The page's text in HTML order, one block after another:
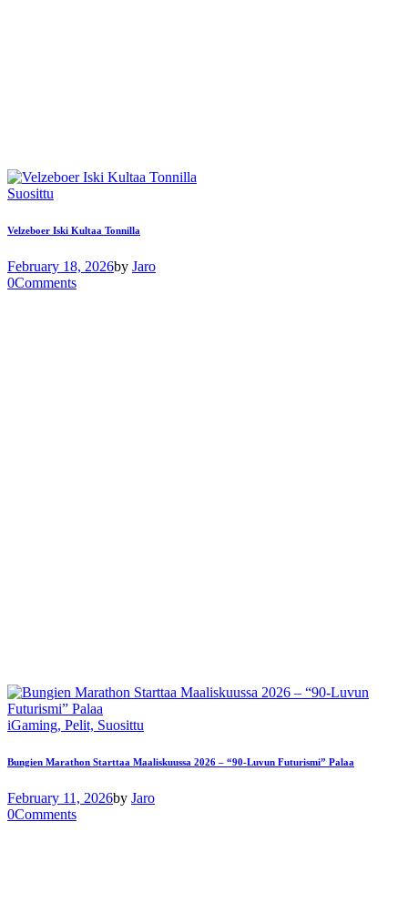
Suosittu
Velzeboer Iski Kultaa Tonnilla
February 18, 2026by Jaro
0Comments
iGaming, Pelit, Suosittu
Bungien Marathon Starttaa Maaliskuussa 2026 – “90-Luvun Futurismi” Palaa
February 11, 2026by Jaro
0Comments